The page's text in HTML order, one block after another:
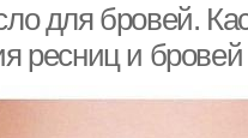
для бровей.
ресниц и бровей